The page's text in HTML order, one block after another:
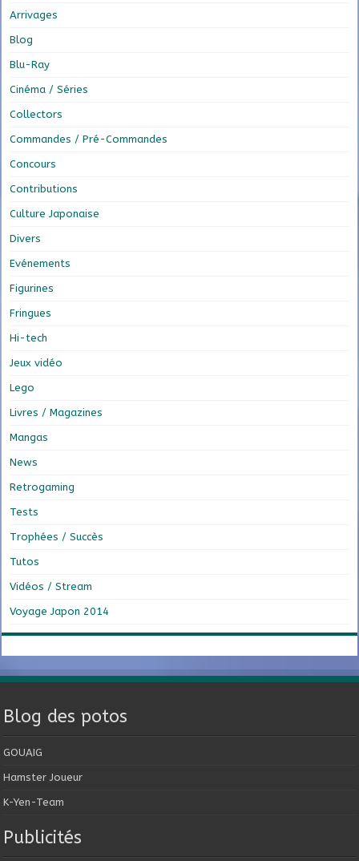
Arrivages
Blog
Blu-Ray
Cinéma / Séries
Collectors
Commandes / Pré-Commandes
Concours
Contributions
Culture Japonaise
Divers
Evénements
Figurines
Fringues
Hi-tech
Jeux vidéo
Lego
Livres / Magazines
Mangas
News
Retrogaming
Tests
Trophées / Succès
Tutos
Vidéos / Stream
Voyage Japon 2014
Blog des potos
GOUAIG
Hamster Joueur
K-Yen-Team
Publicités